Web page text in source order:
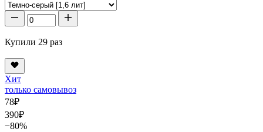
Купили 29 раз
Хит
только самовывоз
78₽
390₽
−80%